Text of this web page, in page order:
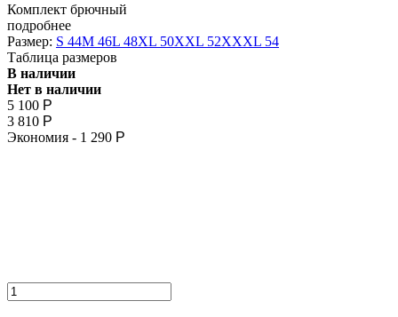
Комплект брючный
подробнее
Размер: S 44M 46L 48XL 50XXL 52XXXL 54
Таблица размеров
В наличии
Нет в наличии
5 100 Р
3 810 Р
Экономия - 1 290 Р